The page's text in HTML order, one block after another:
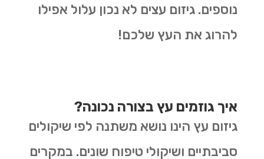
נוספים. גיזום עצים לא נכון עלול אפילו
להרוג את העץ שלכם!
איך גוזמים עץ בצורה נכונה?
גיזום עץ הינו נושא משתנה לפי שיקולים
סביבתיים ושיקולי טיפוח שונים. במקרים